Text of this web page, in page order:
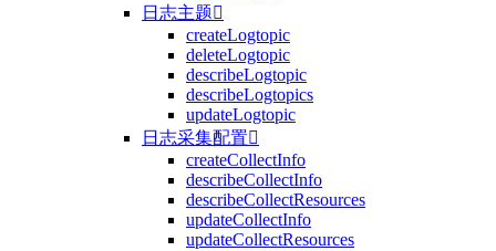
日志主题
createLogtopic
deleteLogtopic
describeLogtopic
describeLogtopics
updateLogtopic
日志采集配置
createCollectInfo
describeCollectInfo
describeCollectResources
updateCollectInfo
updateCollectResources